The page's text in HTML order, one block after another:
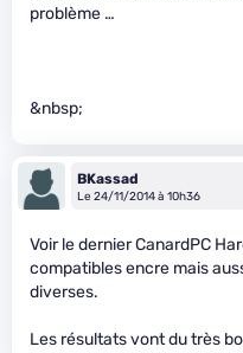
problème …
&nbsp;
BKassad
Le 24/11/2014 à 10h36
Voir le dernier CanardPC
compatibles encre mais
diverses.
Les résultats vont du très